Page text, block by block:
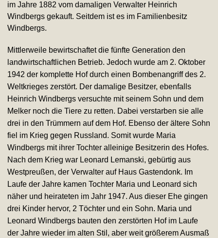
im Jahre 1882 vom damaligen Verwalter Heinrich
Windbergs gekauft. Seitdem ist es im Familienbesitz
Windbergs.
Mittlerweile bewirtschaftet die fünfte Generation den
landwirtschaftlichen Betrieb. Jedoch wurde am 2. Oktober
1942 der komplette Hof durch einen Bombenangriff des 2.
Weltkrieges zerstört. Der damalige Besitzer, ebenfalls
Heinrich Windbergs versuchte mit seinem Sohn und dem
Melker noch die Tiere zu retten. Dabei verstarben sie alle
drei in den Trümmern auf dem Hof. Ebenso der ältere Sohn
fiel im Krieg gegen Russland. Somit wurde Maria
Windbergs mit ihrer Tochter alleinige Besitzerin des Hofes.
Nach dem Krieg war Leonard Lemanski, gebürtig aus
Westpreußen, der Verwalter auf Haus Gastendonk. Im
Laufe der Jahre kamen Tochter Maria und Leonard sich
näher und heirateten im Jahr 1947. Aus dieser Ehe gingen
drei Kinder hervor, 2 Töchter und ein Sohn. Maria und
Leonard Windbergs bauten den zerstörten Hof im Laufe
der Jahre wieder im alten Stil, aber weit größerem Ausmaß